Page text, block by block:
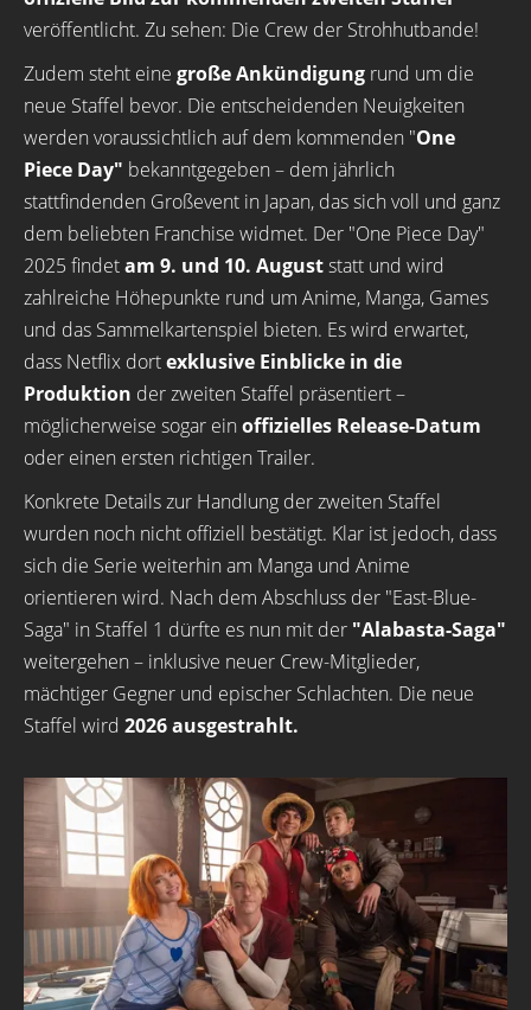
veröffentlicht. Zu sehen: Die Crew der Strohhutbande!
Zudem steht eine große Ankündigung rund um die
neue Staffel bevor. Die entscheidenden Neuigkeiten
werden voraussichtlich auf dem kommenden "One
Piece Day" bekanntgegeben – dem jährlich
stattfindenden Großevent in Japan, das sich voll und ganz
dem beliebten Franchise widmet. Der "One Piece Day"
2025 findetam 9. und 10. Auguststatt und wird
zahlreiche Höhepunkte rund um Anime, Manga, Games
und das Sammelkartenspiel bieten. Es wird erwartet,
dass Netflix dortexklusive Einblicke in die
Produktion der zweiten Staffel präsentiert –
möglicherweise sogar ein offizielles Release-Datum
oder einen ersten richtigen Trailer.
Konkrete Details zur Handlung der zweiten Staffel
wurden noch nicht offiziell bestätigt. Klar ist jedoch, dass
sich die Serie weiterhin am Manga und Anime
orientieren wird. Nach dem Abschluss der "East-Blue-
Saga" in Staffel 1 dürfte es nun mit der "Alabasta-Saga"
weitergehen – inklusive neuer Crew-Mitglieder,
mächtiger Gegner und epischer Schlachten. Die neue
Staffel wird 2026 ausgestrahlt.